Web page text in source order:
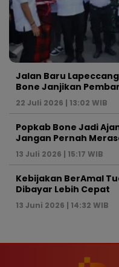
Jalan Baru
Bone Janjikan
22 Juli 2026 | 13:02 WIB
Popkab Bone Jadi
Jangan Pernah
13 Juli 2026 | 15:17 WIB
Kebijakan BerAmal
Dibayar Lebih Cepat
13 Juni 2026 | 14:32 WIB